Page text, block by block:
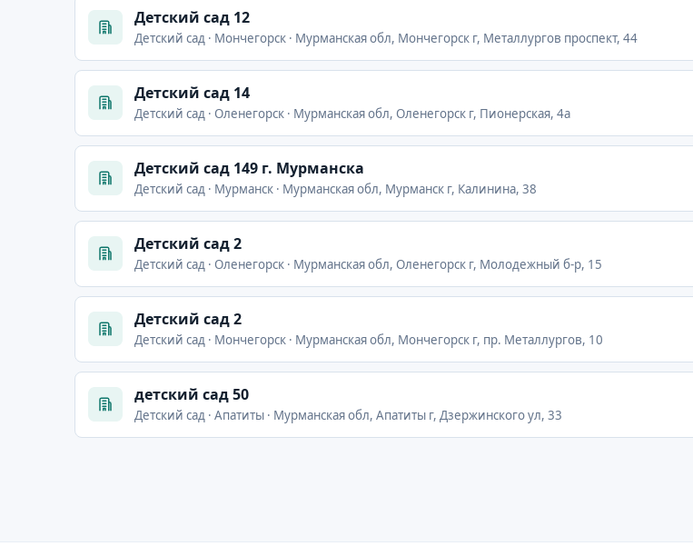
Детский сад 12
Детский сад · Мончегорск · Мурманская обл, Мончегорск г, Металлургов проспект, 44
Детский сад 14
Детский сад · Оленегорск · Мурманская обл, Оленегорск г, Пионерская, 4а
Детский сад 149 г. Мурманска
Детский сад · Мурманск · Мурманская обл, Мурманск г, Калинина, 38
Детский сад 2
Детский сад · Оленегорск · Мурманская обл, Оленегорск г, Молодежный б-р, 15
Детский сад 2
Детский сад · Мончегорск · Мурманская обл, Мончегорск г, пр. Металлургов, 10
детский сад 50
Детский сад · Апатиты · Мурманская обл, Апатиты г, Дзержинского ул, 33